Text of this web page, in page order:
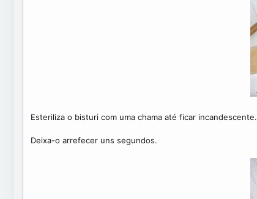
Esteriliza o bisturi com uma chama até ficar incandescente.
Deixa-o arrefecer uns segundos.